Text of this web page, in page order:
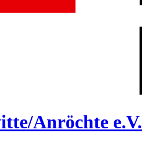
Anröchte e.V.